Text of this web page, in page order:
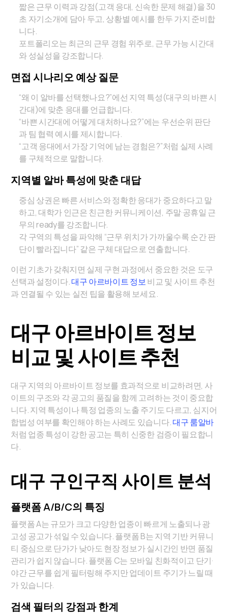
짧은 근무 이력과 강점(고객 응대, 신속한 문제 해결)을 30
초 자기소개에 담아 두고, 상황별 예시를 한두 가지 준비합
니다.
포트폴리오는 최근의 근무 경험 위주로, 근무 가능 시간대
와 성실성을 강조합니다.
면접 시나리오 예상 질문
“왜 이 알바를 선택했나요?”에선 지역 특성(대구의 바쁜 시
간대)에 맞춘 응대를 언급합니다.
“바쁜 시간대에 어떻게 대처하나요?”에는 우선순위 판단
과 팀 협력 예시를 제시합니다.
“고객 응대에서 가장 기억에 남는 경험은?”처럼 실제 사례
를 구체적으로 말합니다.
지역별 알바 특성에 맞춘 대답
중심 상권은 빠른 서비스와 정확한 응대가 중요하다고 말
하고, 대학가 인근은 친근한 커뮤니케이션, 주말·공휴일 근
무의 ready를 강조합니다.
각 구역의 특성을 파악해 “근무 위치가 가까울수록 순간 판
단이 빨라집니다” 같은 구체 대답으로 연출합니다.
이런 기초가 갖춰지면 실제 구현 과정에서 중요한 것은 도구
선택과 설정이다.대구 아르바이트 정보비교 및 사이트 추천
과 연결될 수 있는 실전 팁을 활용해 보세요.
대구 아르바이트 정보
비교 및 사이트 추천
대구 지역의 아르바이트 정보를 효과적으로 비교하려면, 사
이트의 구조와 각 공고의 품질을 함께 고려하는 것이 중요합
니다. 지역 특성이나 특정 업종의 노출 주기도 다르고, 심지어
합법성 여부를 확인해야 하는 사례도 있습니다.대구 룸알바
처럼 업종 특성이 강한 공고는 특히 신중한 검증이 필요합니
다.
대구 구인구직 사이트 분석
플랫폼 A/B/C의 특징
플랫폼 A는 규모가 크고 다양한 업종이 빠르게 노출되나 광
고성 공고가 섞일 수 있습니다. 플랫폼 B는 지역 기반 커뮤니
티 중심으로 단가가 낮아도 현장 정보가 실시간인 반면 품질
관리가 쉽지 않습니다. 플랫폼 C는 모바일 친화적이고 단기·
야간 근무를 쉽게 필터링해 주지만 업데이트 주기가 느릴 때
가 있습니다.
검색 필터의 강점과 한계